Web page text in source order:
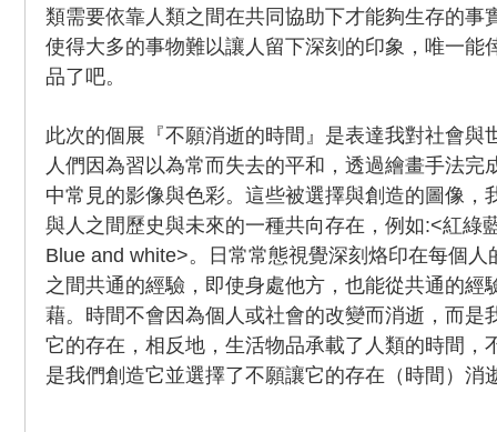
類需要依靠人類之間在共同協助下才能夠生存的事
使得大多的事物難以讓人留下深刻的印象，唯一能
品了吧。
此次的個展『不願消逝的時間』是表達我對社會與
人們因為習以為常而失去的平和，透過繪畫手法完
中常見的影像與色彩。這些被選擇與創造的圖像，
與人之間歷史與未來的一種共向存在，例如:<紅綠
Blue and white>。日常常態視覺深刻烙印在每個
之間共通的經驗，即使身處他方，也能從共通的經
藉。時間不會因為個人或社會的改變而消逝，而是
它的存在，相反地，生活物品承載了人類的時間，
是我們創造它並選擇了不願讓它的存在（時間）消